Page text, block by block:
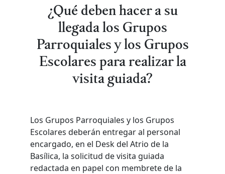
¿Qué deben hacer a su
llegada los Grupos
Parroquiales y los Grupos
Escolares para realizar la
visita guiada?
Los Grupos Parroquiales y los Grupos
Escolares deberán entregar al personal
encargado, en el Desk del Atrio de la
Basílica, la solicitud de visita guiada
redactada en papel con membrete de la